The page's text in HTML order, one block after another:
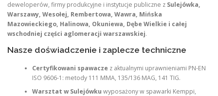
deweloperów, firmy produkcyjne i instytucje publiczne z Sulejówka,
Warszawy, Wesołej, Rembertowa, Wawra, Mińska
Mazowieckiego, Halinowa, Okuniewa, Dębe Wielkie i całej
wschodniej części aglomeracji warszawskiej.
Nasze doświadczenie i zaplecze techniczne
Certyfikowani spawacze z aktualnymi uprawnieniami PN-EN
ISO 9606-1: metody 111 MMA, 135/136 MAG, 141 TIG.
Warsztat w Sulejówku wyposażony w spawarki Kemppi,